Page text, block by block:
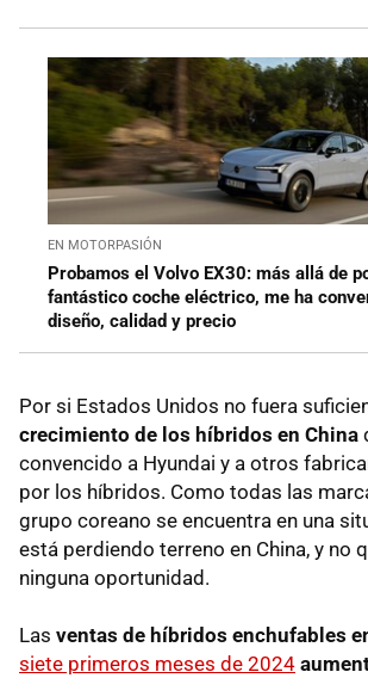
EN MOTORPASIÓN
Probamos el Volvo EX30: más allá de
fantástico coche eléctrico, me ha
diseño, calidad y precio
Por si Estados Unidos no fuera
crecimiento de los híbridos en China
convencido a Hyundai y a otros
por los híbridos. Como todas las
grupo coreano se encuentra en una
está perdiendo terreno en China, y no
ninguna oportunidad.
Las ventas de híbridos enchufables
siete primeros meses de 2024